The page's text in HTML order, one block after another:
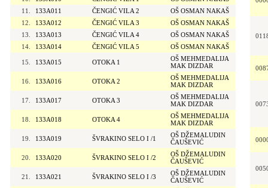
11.
133A011 ČENGIĆ VILA 2
OŠ OSMAN NAKAŠ
12.
133A012 ČENGIĆ VILA 3
OŠ OSMAN NAKAŠ
13.
133A013 ČENGIĆ VILA 4
OŠ OSMAN NAKAŠ
14.
133A014 ČENGIĆ VILA 5 OŠ OSMAN NAKAŠ
15. 133A015 OTOKA 1
OŠ MEHMEDALIJA
MAK DIZDAR
16. 133A016 OTOKA 2
OŠ MEHMEDALIJA
MAK DIZDAR
17. 133A017 OTOKA 3
OŠ MEHMEDALIJA
MAK DIZDAR
18. 133A018 OTOKA 4
OŠ MEHMEDALIJA
MAK DIZDAR
19. 133A019 ŠVRAKINO SELO I /1
OŠ DŽEMALUDIN
ČAUŠEVIĆ
20. 133A020 ŠVRAKINO SELO I /2
OŠ DŽEMALUDIN
ČAUŠEVIĆ
21. 133A021 ŠVRAKINO SELO I /3
OŠ DŽEMALUDIN
ČAUŠEVIĆ